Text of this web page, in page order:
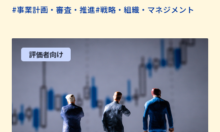
#事業計画・審査・推進#戦略・組織・マネジメント
評価者向け